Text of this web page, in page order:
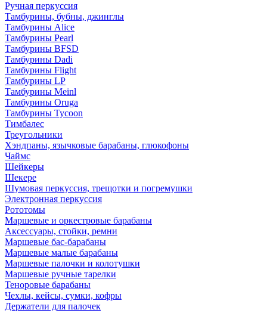
Ручная перкуссия
Тамбурины, бубны, джинглы
Тамбурины Alice
Тамбурины Pearl
Тамбурины BFSD
Тамбурины Dadi
Тамбурины Flight
Тамбурины LP
Тамбурины Meinl
Тамбурины Oruga
Тамбурины Tycoon
Тимбалес
Треугольники
Хэндпаны, язычковые барабаны, глюкофоны
Чаймс
Шейкеры
Шекере
Шумовая перкуссия, трещотки и погремушки
Электронная перкуссия
Рототомы
Маршевые и оркестровые барабаны
Аксессуары, стойки, ремни
Маршевые бас-барабаны
Маршевые малые барабаны
Маршевые палочки и колотушки
Маршевые ручные тарелки
Теноровые барабаны
Чехлы, кейсы, сумки, кофры
Держатели для палочек